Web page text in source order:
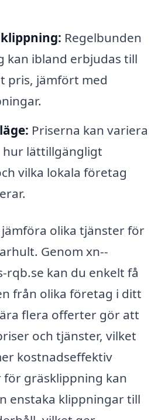
Regelbunden
kan ibland erbjudas till
pris, jämfört med
Priserna kan variera
hur lättillgängligt
vilka lokala företag
olika tjänster för
Genom xn--
rqb.se kan du enkelt få
från olika företag i ditt
flera offerter gör att
och tjänster, vilket
kostnadseffektiv
för gräsklippning kan
enstaka klippningar till